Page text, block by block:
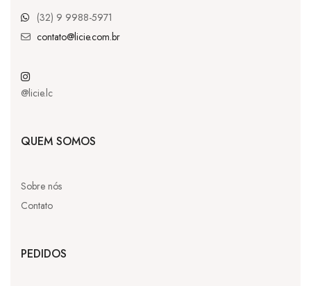
(32) 9 9988-5971
contato@licie.com.br
@licie.lc
QUEM SOMOS
Sobre nós
Contato
PEDIDOS